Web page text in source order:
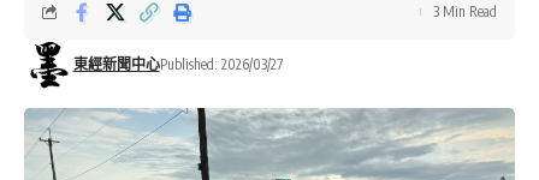
東經新聞中心Published: 2026/03/27
3 Min Read